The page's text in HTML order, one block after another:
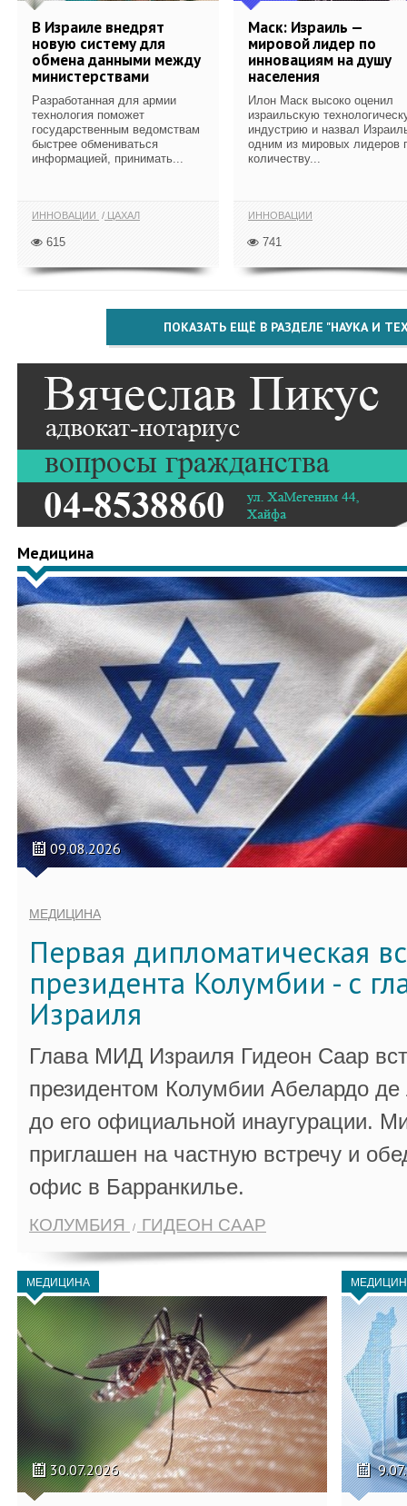
В Израиле внедрят
новую систему для
обмена данными между
министерствами
Разработанная для армии
технология поможет
государственным ведомствам
быстрее обмениваться
информацией, принимать...
ИННОВАЦИИ ЦАХАЛ
615
Маск: Израиль —
мировой лидер по
инновациям на душу
населения
Илон Маск высоко оценил
израильскую
индустрию и назвал
одним из мировых лидеров
количеству...
ИННОВАЦИИ
741
ПОКАЗАТЬ ЕЩЁ В РАЗДЕЛЕ "НАУКА И
Медицина
09.08.2026
МЕДИЦИНА
Первая дипломатическая
президента Колумбии - с
Израиля
Глава МИД Израиля Гидеон Саар
президентом Колумбии Абелардо
до его официальной инаугурации.
приглашен на частную встречу и
офис в Барранкилье.
КОЛУМБИЯ ГИДЕОН СААР
МЕДИЦИНА
30.07.2026